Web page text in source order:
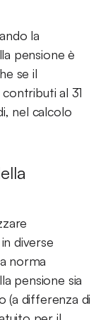
la
pensione è
se il
al 31
nel calcolo
diverse
norma
pensione sia
(a differenza di